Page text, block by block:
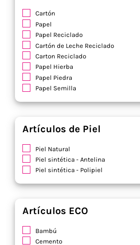
Cartón
Papel
Papel Reciclado
Cartón de Leche Reciclado
Carton Reciclado
Papel Hierba
Papel Piedra
Papel Semilla
Artículos de Piel
Piel Natural
Piel sintética - Antelina
Piel sintética - Polipiel
Artículos ECO
Bambú
Cemento